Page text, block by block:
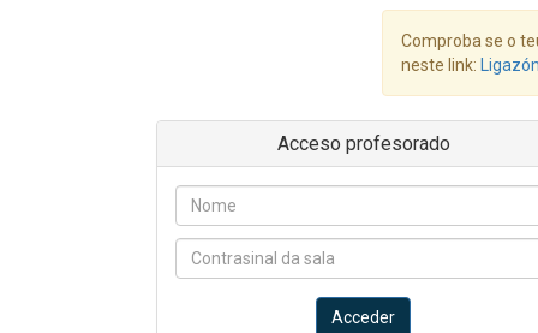
Comproba se o
neste link:
Acceso profesorado
Acceder